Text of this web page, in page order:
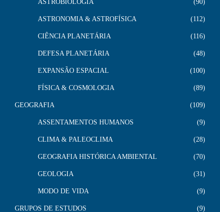
ASTROBIOLOGIA 90
ASTRONOMIA & ASTROFÍSICA 112
CIÊNCIA PLANETÁRIA 116
DEFESA PLANETÁRIA 48
EXPANSÃO ESPACIAL 100
FÍSICA & COSMOLOGIA 89
GEOGRAFIA 109
ASSENTAMENTOS HUMANOS 9
CLIMA & PALEOCLIMA 28
GEOGRAFIA HISTÓRICA AMBIENTAL 70
GEOLOGIA 31
MODO DE VIDA 9
GRUPOS DE ESTUDOS 9